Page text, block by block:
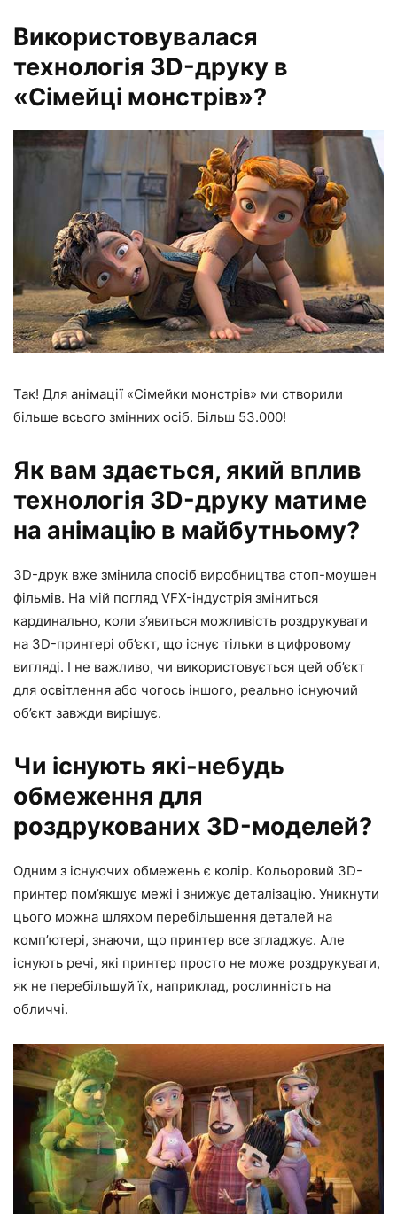
Використовувалася
технологія 3D-друку в
«Сімейці монстрів»?
Так! Для анімації «Сімейки монстрів» ми створили
більше всього змінних осіб. Більш 53.000!
Як вам здається, який вплив
технологія 3D-друку матиме
на анімацію в майбутньому?
3D-друк вже змінила спосіб виробництва стоп-моушен
фільмів. На мій погляд VFX-індустрія зміниться
кардинально, коли з’явиться можливість роздрукувати
на 3D-принтері об’єкт, що існує тільки в цифровому
вигляді. І не важливо, чи використовується цей об’єкт
для освітлення або чогось іншого, реально існуючий
об’єкт завжди вирішує.
Чи існують які-небудь
обмеження для
роздрукованих 3D-моделей?
Одним з існуючих обмежень є колір. Кольоровий 3D-
принтер пом’якшує межі і знижує деталізацію. Уникнути
цього можна шляхом перебільшення деталей на
комп’ютері, знаючи, що принтер все згладжує. Але
існують речі, які принтер просто не може роздрукувати,
як не перебільшуй їх, наприклад, рослинність на
обличчі.